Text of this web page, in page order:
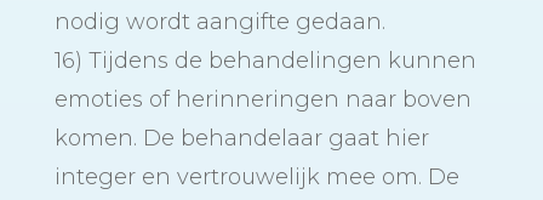
nodig wordt aangifte gedaan.
16) Tijdens de behandelingen kunnen
emoties of herinneringen naar boven
komen. De behandelaar gaat hier
integer en vertrouwelijk mee om. De